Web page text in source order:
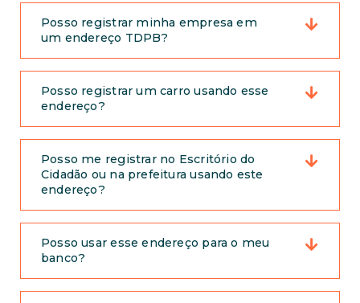
Posso registrar minha empresa em
um endereço TDPB?
Posso registrar um carro usando esse
endereço?
Posso me registrar no Escritório do
Cidadão ou na prefeitura usando este
endereço?
Posso usar esse endereço para o meu
banco?